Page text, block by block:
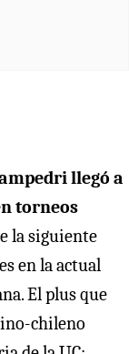
llegó a
torneos
la siguiente
en la actual
El plus que
chileno